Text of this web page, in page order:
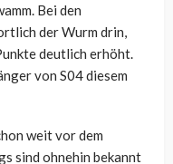
Bei den
der Wurm drin,
deutlich erhöht.
von S04 diesem
weit vor dem
sind ohnehin bekannt